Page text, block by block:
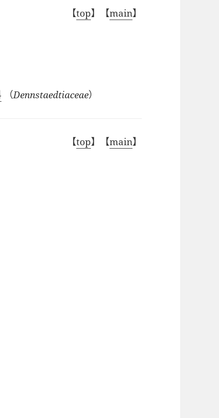
【top】【main】
（Dennstaedtiaceae）
【top】【main】